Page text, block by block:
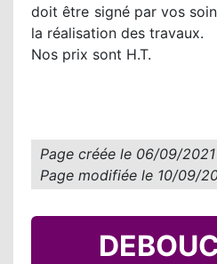
doit être signé par vos
la réalisation des travaux.
Nos prix sont H.T.
Page créée le 06/09/2021
Page modifiée le 10/09/